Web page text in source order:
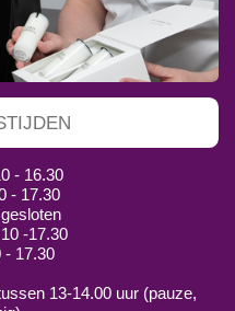
- 16.30
- 17.30
-17.30
- 17.30
13-14.00 uur (pauze,